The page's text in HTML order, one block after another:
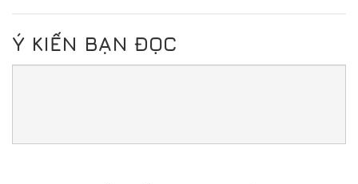
Ý KIẾN BẠN ĐỌC